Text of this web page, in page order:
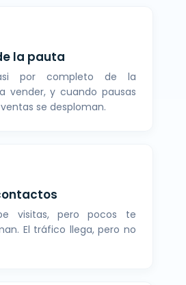
la pauta
por completo de la
vender, y cuando pausas
se desploman.
visitas, pero pocos te
El tráfico llega, pero no